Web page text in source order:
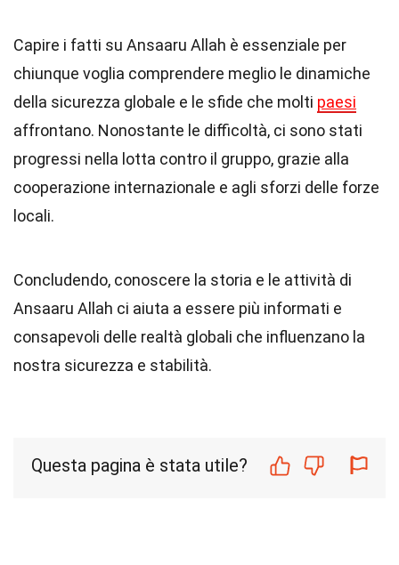
Capire i fatti su Ansaaru Allah è essenziale per
chiunque voglia comprendere meglio le dinamiche
della sicurezza globale e le sfide che molti paesi
affrontano. Nonostante le difficoltà, ci sono stati
progressi nella lotta contro il gruppo, grazie alla
cooperazione internazionale e agli sforzi delle forze
locali.
Concludendo, conoscere la storia e le attività di
Ansaaru Allah ci aiuta a essere più informati e
consapevoli delle realtà globali che influenzano la
nostra sicurezza e stabilità.
Questa pagina è stata utile?